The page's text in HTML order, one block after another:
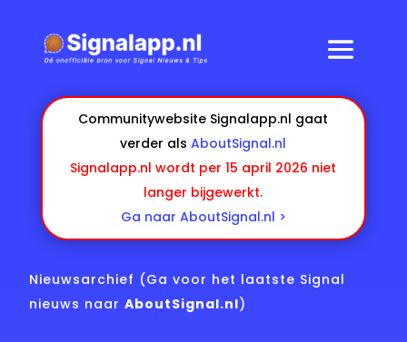
Communitywebsite Signalapp.nl gaat
verder alsAboutSignal.nl
Signalapp.nl wordt per 15 april 2026 niet
langer bijgewerkt.
Ga naar AboutSignal.nl >
Nieuwsarchief (Ga voor het laatste Signal
nieuws naarAboutSignal.nl)